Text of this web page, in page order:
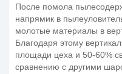
После помола
напрямик в
молотые материалы в
Благодаря этому
площади цеха и 50-60%
сравнению с другими